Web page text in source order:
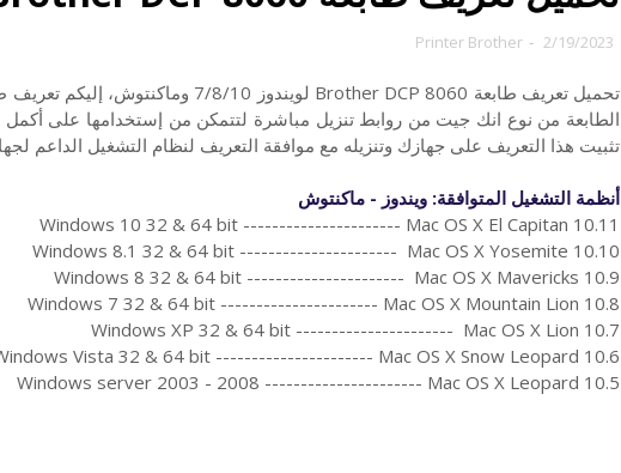
2/19/2023
-
Printer Brother
تحميل تعريف طابعة Brother DCP 8060 لويندوز 7/8/10 وماكنتوش،
الطابعة من نوع انك جيت من روابط تنزيل مباشرة لتتمكن من إستخدامها على أكمل
تثبيت هذا التعريف على جهازك وتنزيله مع موافقة التعريف لنظام التشغيل الداعم
أنظمة التشغيل المتوافقة: ويندوز - ماكنتوش
Windows 10 32 & 64 bit ---------------------- Mac OS X El Capitan 10.11
Windows 8.1 32 & 64 bit ---------------------- Mac OS X Yosemite 10.10
Windows 8 32 & 64 bit ---------------------- Mac OS X Mavericks 10.9
Windows 7 32 & 64 bit ---------------------- Mac OS X Mountain Lion 10.8
Windows XP 32 & 64 bit ---------------------- Mac OS X Lion 10.7
Vista 32 & 64 bit ---------------------- Mac OS X Snow Leopard 10.6
Windows server 2003 - 2008 ---------------------- Mac OS X Leopard 10.5